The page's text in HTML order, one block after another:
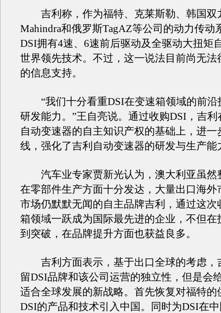
吉利称，作为福特、克莱斯勒、韩国双
Mahindra和俄罗斯TagAZ等公司的动力传动
DSI拥有4速、6速前后驱动及全驱动大扭矩
世界领先技术。不过，这一说法目前尚无法
的信息支持。
“我们十分看重DSI在变速箱领域的前沿
研发能力。”王自亮说。通过收购DSI，吉
自动变速器的自主知识产权的基础上，进一
线，强化了吉利自动变速器的研发与生产能
汽车业专家贾新光认为，澳大利亚虽然
在零部件生产方面十分发达，大量出口海外
市场仍默默无闻的自主品牌吉利，通过这次
箱领域一跃成为国际最先进的企业，不但在
到突破，在品牌提升方面也获益良多。
吉利方面表示，基于出口全球的考虑，
留DSI品牌和该公司运营的独立性，但是会
适合全球发展的新战略。首先恢复对福特的
DSI的产品和技术引入中国。同时为DSI在